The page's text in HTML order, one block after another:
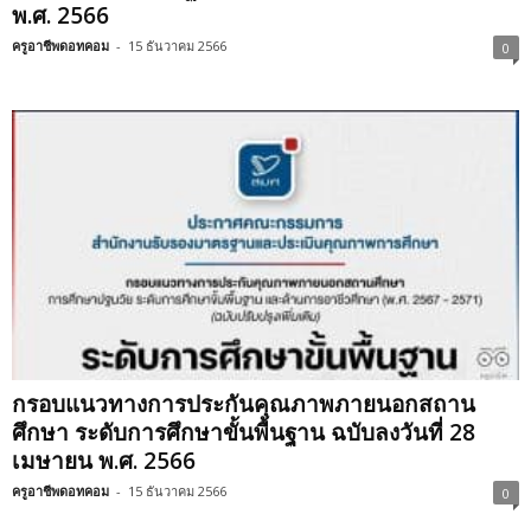
พ.ศ. 2566
ครูอาชีพดอทคอม - 15 ธันวาคม 2566 0
กรอบแนวทางการประกันคุณภาพภายนอกสถาน
ศึกษา ระดับการศึกษาขั้นพื้นฐาน ฉบับลงวันที่ 28
เมษายน พ.ศ. 2566
ครูอาชีพดอทคอม - 15 ธันวาคม 2566 0